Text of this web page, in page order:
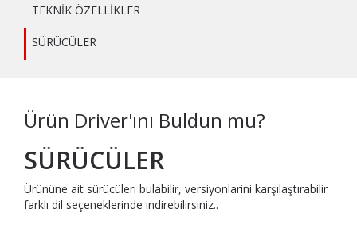
TEKNİK ÖZELLİKLER
SÜRÜCÜLER
Ürün Driver'ını Buldun mu?
SÜRÜCÜLER
Ürününe ait sürücüleri bulabilir, versiyonlarini karşılaştırabilir
farklı dil seçeneklerinde indirebilirsiniz..